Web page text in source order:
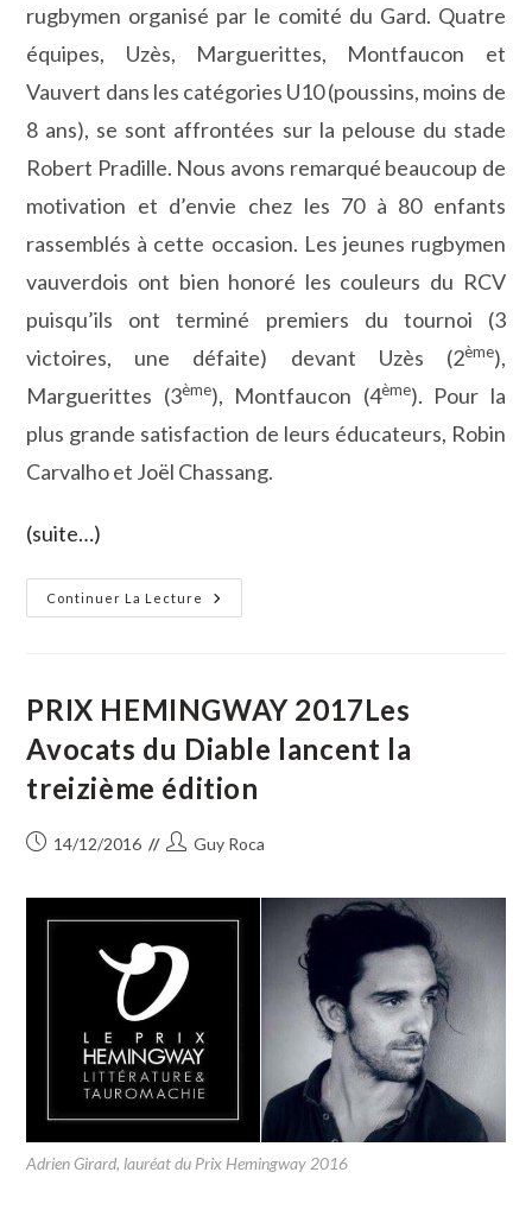
rugbymen organisé par le comité du Gard. Quatre
équipes, Uzès, Marguerittes, Montfaucon et
Vauvert dans les catégories U10 (poussins, moins de
8 ans), se sont affrontées sur la pelouse du stade
Robert Pradille. Nous avons remarqué beaucoup de
motivation et d’envie chez les 70 à 80 enfants
rassemblés à cette occasion. Les jeunes rugbymen
vauverdois ont bien honoré les couleurs du RCV
puisqu’ils ont terminé premiers du tournoi (3
victoires, une défaite) devant Uzès (2ème),
Marguerittes (3ème), Montfaucon (4ème). Pour la
plus grande satisfaction de leurs éducateurs, Robin
Carvalho et Joël Chassang.
(suite…)
Continuer La Lecture
Tournoi
Départemental
Rugby
PRIX HEMINGWAY 2017Les
Avocats du Diable lancent la
treizième édition
Publication
14/12/2016
Auteur/autrice
publication :
Guy Roca
Adrien Girard, lauréat du Prix Hemingway 2016